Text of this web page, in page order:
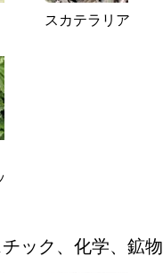
スカテラリア
ック、化学、鉱物